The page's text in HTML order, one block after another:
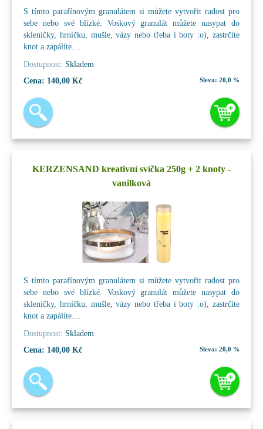
S tímto parafínovým granulátem si můžete vytvořit radost pro
sebe nebo své blízké. Voskový granulát můžete nasypat do
skleničky, hrníčku, mušle, vázy nebo třeba i boty :o), zastrčíte
knot a zapálíte....
Dostupnost: Skladem
Cena: 140,00 Kč Sleva: 20,0 %
KERZENSAND kreativní svíčka 250g + 2 knoty -
vanilková
S tímto parafínovým granulátem si můžete vytvořit radost pro
sebe nebo své blízké. Voskový granulát můžete nasypat do
skleničky, hrníčku, mušle, vázy nebo třeba i boty :o), zastrčíte
knot a zapálíte....
Dostupnost: Skladem
Cena: 140,00 Kč Sleva: 20,0 %